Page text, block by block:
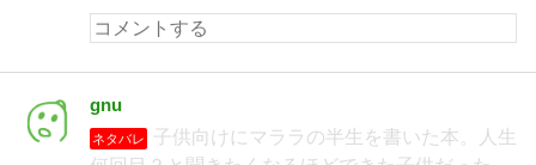
gnu
ネタバレ
子供向けにマララの半生を書いた本。人生